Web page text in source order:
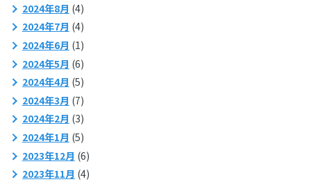
2024年8月 (4)
2024年7月 (4)
2024年6月 (1)
2024年5月 (6)
2024年4月 (5)
2024年3月 (7)
2024年2月 (3)
2024年1月 (5)
2023年12月 (6)
2023年11月 (4)